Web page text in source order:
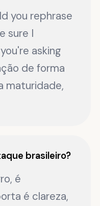
you rephrase
sure I
asking
de forma
maturidade,
brasileiro?
é
é clareza,